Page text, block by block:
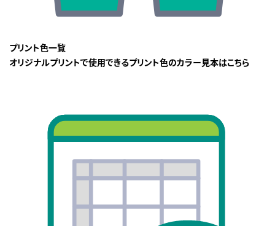
プリント色一覧
オリジナルプリントで使用できるプリント色のカラー見本はこちら